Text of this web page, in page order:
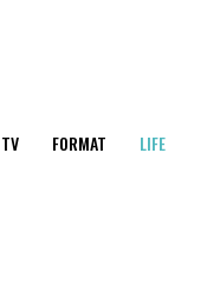
TV FORMAT LIFE